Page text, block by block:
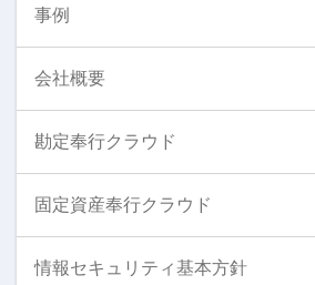
事例
会社概要
勘定奉行クラウド
固定資産奉行クラウド
情報セキュリティ基本方針